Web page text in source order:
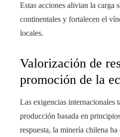
Estas acciones alivian la carga
continentales y fortalecen el
locales.
Valorización de
promoción de la
Las exigencias internacionales
producción basada en
respuesta, la minería chilena